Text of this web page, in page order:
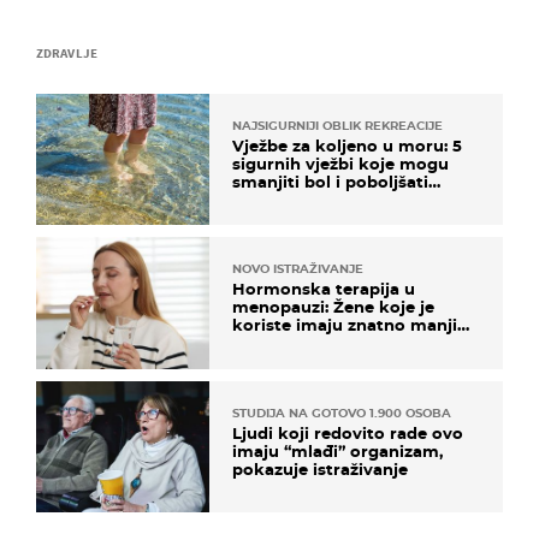
ZDRAVLJE
NAJSIGURNIJI OBLIK REKREACIJE
Vježbe za koljeno u moru: 5
sigurnih vježbi koje mogu
smanjiti bol i poboljšati
NOVO ISTRAŽIVANJE
Hormonska terapija u
menopauzi: Žene koje je
koriste imaju znatno manji
STUDIJA NA GOTOVO 1.900 OSOBA
Ljudi koji redovito rade ovo
imaju “mlađi” organizam,
pokazuje istraživanje